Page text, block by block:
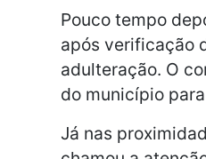
Pouco tempo
após verificação
adulteração. O
do município
Já nas